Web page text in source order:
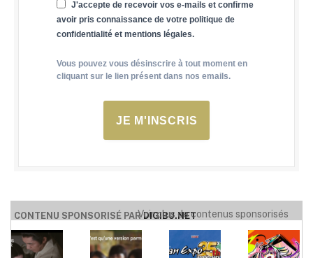
J'accepte de recevoir vos e-mails et confirme
avoir pris connaissance de votre politique de
confidentialité et mentions légales.
Vous pouvez vous désinscrire à tout moment en
cliquant sur le lien présent dans nos emails.
JE M'INSCRIS
CONTENU SPONSORISÉ PARDIGIBU.NET
Voir plus de contenus sponsorisés